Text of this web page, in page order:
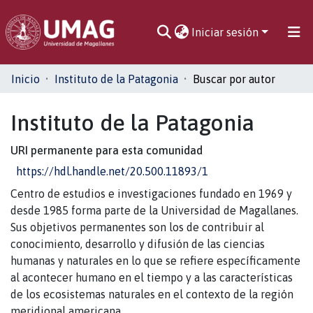
Iniciar sesión
Comunidades
Inicio Instituto de la Patagonia Buscar por autor
Instituto de la Patagonia
URI permanente para esta comunidad
https://hdl.handle.net/20.500.11893/1
Centro de estudios e investigaciones fundado en 1969 y
desde 1985 forma parte de la Universidad de Magallanes.
Sus objetivos permanentes son los de contribuir al
conocimiento, desarrollo y difusión de las ciencias
humanas y naturales en lo que se refiere específicamente
al acontecer humano en el tiempo y a las características
de los ecosistemas naturales en el contexto de la región